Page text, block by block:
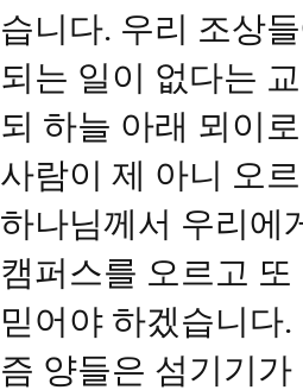
습니다. 우리 조상
되는 일이 없다는
되 하늘 아래 뫼이
사람이 제 아니 오
하나님께서 우리에
캠퍼스를 오르고
믿어야 하겠습니다
즘 양들은 섬기기